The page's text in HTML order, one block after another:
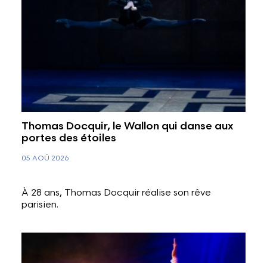
Thomas Docquir, le Wallon qui danse aux
portes des étoiles
05 AOÛ 2026
À 28 ans, Thomas Docquir réalise son rêve
parisien.